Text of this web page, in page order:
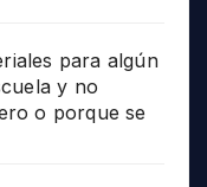
para algún
y no
o porque se